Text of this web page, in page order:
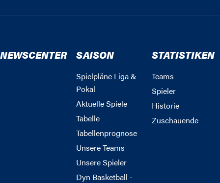
NEWSCENTER SAISON
Spielpläne Liga &
Pokal
Aktuelle Spiele
Tabelle
Tabellenprognose
Unsere Teams
Unsere Spieler
Dyn Basketball -
STATISTIKEN
Teams
Spieler
Historie
Zuschauende